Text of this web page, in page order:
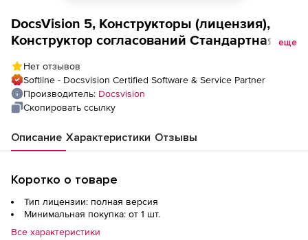
DocsVision 5, Конструкторы (лицензия),
Конструктор согласований Стандартная
еще
Нет отзывов
Softline - Docsvision Certified Software & Service Partner
Производитель: Docsvision
Скопировать ссылку
Описание Характеристики Отзывы
Коротко о товаре
Тип лицензии: полная версия
Минимальная покупка: от 1 шт.
Все характеристики